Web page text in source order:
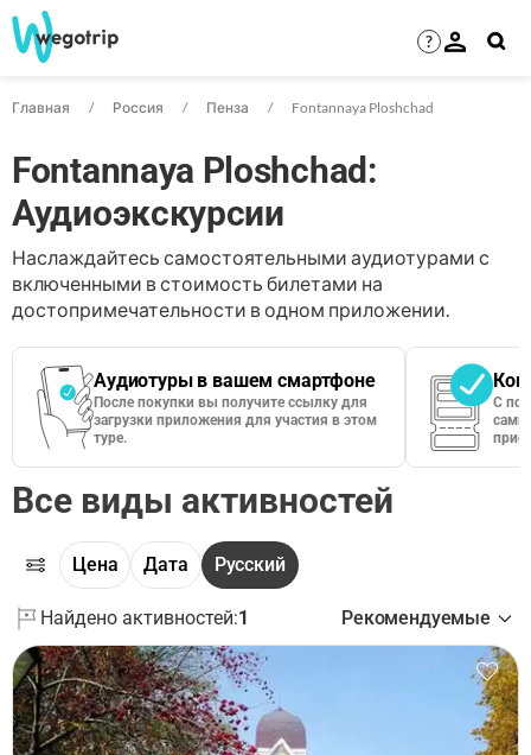
?
Главная Россия Пенза Fontannaya Ploshchad
Fontannaya Ploshchad:
Аудиоэкскурсии
Наслаждайтесь самостоятельными аудиотурами с
включенными в стоимость билетами на
достопримечательности в одном приложении.
Аудиотуры в вашем смартфоне
После покупки вы получите ссылку для
загрузки приложения для участия в этом
туре.
С
сами
Все виды активностей
Цена Дата Русский
Найдено активностей:1 Рекомендуемые